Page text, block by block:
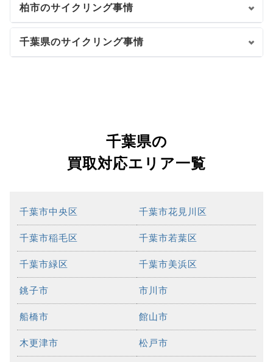
柏市のサイクリング事情
千葉県のサイクリング事情
千葉県の
買取対応エリア一覧
千葉市中央区 千葉市花見川区
千葉市稲毛区 千葉市若葉区
千葉市緑区 千葉市美浜区
銚子市 市川市
船橋市 館山市
木更津市 松戸市